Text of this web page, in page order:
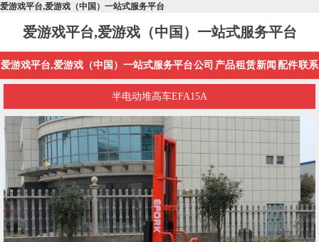
爱游戏平台,爱游戏（中国）一站式服务平台
爱游戏平台,爱游戏（中国）一站式服务平台
爱游戏平台,爱游戏（中国）一站式服务平台公司 产品租赁新闻 配件联系
半电动堆高车EFA15A